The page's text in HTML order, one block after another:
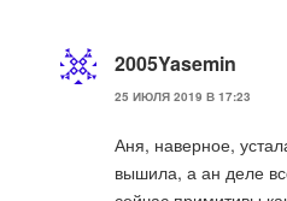
2005Yasemin
25 ИЮЛЯ 2019 В 17:23
Аня, наверное,
вышила, а ан деле